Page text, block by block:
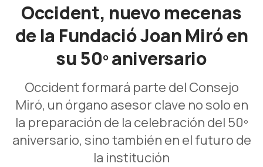
Occident, nuevo mecenas
de la Fundació Joan Miró en
su 50º aniversario
Occident formará parte del Consejo
Miró, un órgano asesor clave no solo en
la preparación de la celebración del 50º
aniversario, sino también en el futuro de
la institución